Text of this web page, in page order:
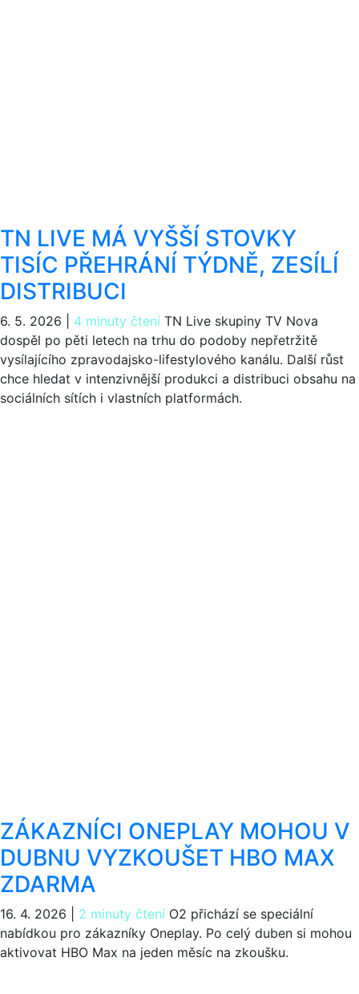
TN LIVE MÁ VYŠŠÍ STOVKY
TISÍC PŘEHRÁNÍ TÝDNĚ, ZESÍLÍ
DISTRIBUCI
6. 5. 2026 4 minuty čtení TN Live skupiny TV Nova
dospěl po pěti letech na trhu do podoby nepřetržitě
vysílajícího zpravodajsko-lifestylového kanálu. Další růst
chce hledat v intenzivnější produkci a distribuci obsahu na
sociálních sítích i vlastních platformách.
ZÁKAZNÍCI ONEPLAY MOHOU V
DUBNU VYZKOUŠET HBO MAX
ZDARMA
16. 4. 2026 2 minuty čtení O2 přichází se speciální
nabídkou pro zákazníky Oneplay. Po celý duben si mohou
aktivovat HBO Max na jeden měsíc na zkoušku.